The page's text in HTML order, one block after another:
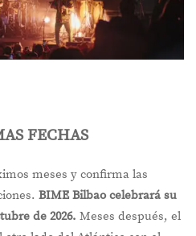
FECHAS
meses y confirma las
BIME Bilbao celebrará su
de 2026. Meses después, el